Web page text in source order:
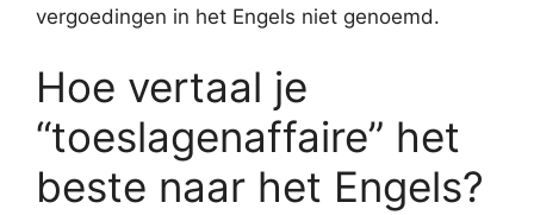
vergoedingen in het Engels niet genoemd.
Hoe vertaal je
“toeslagenaffaire” het
beste naar het Engels?